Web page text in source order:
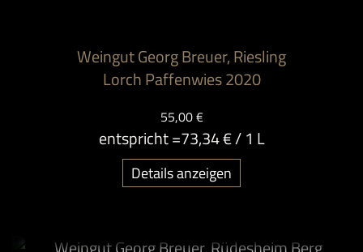
Weingut Georg Breuer, Riesling
Lorch Paffenwies 2020
55,00 €
entspricht =73,34 €/ 1 L
Details anzeigen